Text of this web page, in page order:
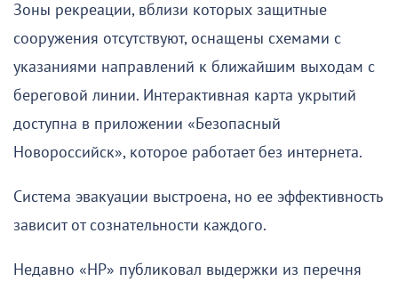
Зоны рекреации, вблизи которых защитные
сооружения отсутствуют, оснащены схемами с
указаниями направлений к ближайшим выходам с
береговой линии. Интерактивная карта укрытий
доступна в приложении «Безопасный
Новороссийск», которое работает без интернета.
Система эвакуации выстроена, но ее эффективность
зависит от сознательности каждого.
Недавно «НР» публиковал выдержки из перечня